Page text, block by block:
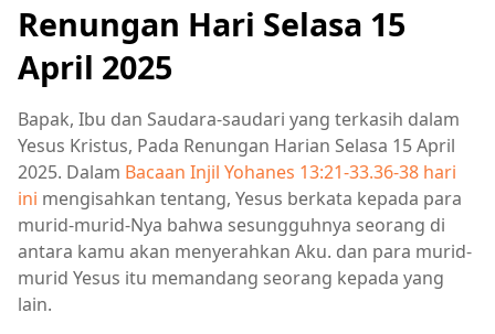
Renungan Hari Selasa 15
April 2025
Bapak, Ibu dan Saudara-saudari yang terkasih dalam
Yesus Kristus, Pada Renungan Harian Selasa 15 April
2025. Dalam Bacaan Injil Yohanes 13:21-33.36-38 hari
ini mengisahkan tentang, Yesus berkata kepada para
murid-murid-Nya bahwa sesungguhnya seorang di
antara kamu akan menyerahkan Aku. dan para murid-
murid Yesus itu memandang seorang kepada yang
lain.